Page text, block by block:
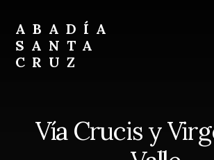
content
footer
ABADÍA
SANTA
CRUZ
Vía Crucis y